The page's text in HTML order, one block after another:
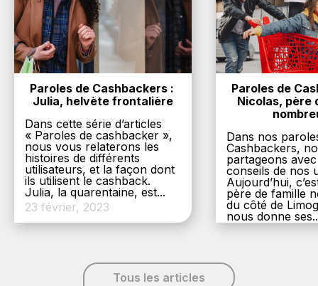
Paroles de Cashbackers :
Julia, helvète frontalière
Dans cette série d’articles
« Paroles de cashbacker »,
nous vous relaterons les
histoires de différents
utilisateurs, et la façon dont
ils utilisent le cashback.
Julia, la quarentaine, est...
23 février, 2023
Paroles de
Nicolas, père
Dans nos
Cashbackers,
partageons
conseils de nos
Aujourd’hui,
père de famille
du côté de
nous donne
Tous les articles